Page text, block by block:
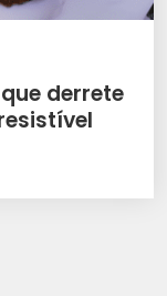
derrete